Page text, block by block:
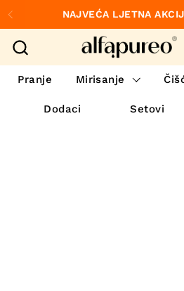
Preskoči na sadržaj
Prethodno
NAJVEĆA LJETNA
Pranje Mirisanje
Dodaci Setovi